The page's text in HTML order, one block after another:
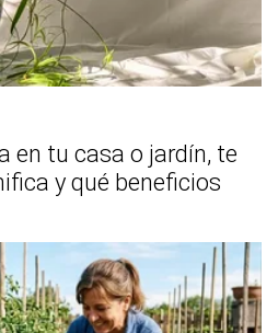
en tu casa o jardín, te
y qué beneficios